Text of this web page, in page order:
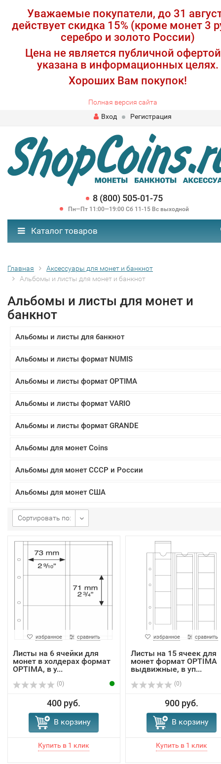
Уважаемые покупатели, до 31
действует скидка 15% (кроме монет 3
серебро и золото России)
Цена не является публичной
указана в информационных целях.
Хороших Вам покупок!
Полная версия сайта
Вход
Регистрация
8 (800) 505-01-75
Пн—Пт 11:00—19:00 Сб 11-15 Вс выходной
Каталог товаров
Главная
Аксессуары для монет и банкнот
Альбомы и листы для монет и банкнот
Альбомы и листы для монет и
банкнот
Альбомы и листы для банкнот
Альбомы и листы формат NUMIS
Альбомы и листы формат OPTIMA
Альбомы и листы формат VARIO
Альбомы и листы формат GRANDE
Альбомы для монет Coins
Альбомы для монет СССР и России
Альбомы для монет США
Сортировать по:
избранное сравнить
Листы на 6 ячейки для
монет в холдерах формат
OPTIMA, в у...
(0)
400 руб.
В корзину
избранное сравнить
Листы на 15 ячеек для
монет формат OPTIMA
выдвижные, в уп...
(0)
900 руб.
В корзину